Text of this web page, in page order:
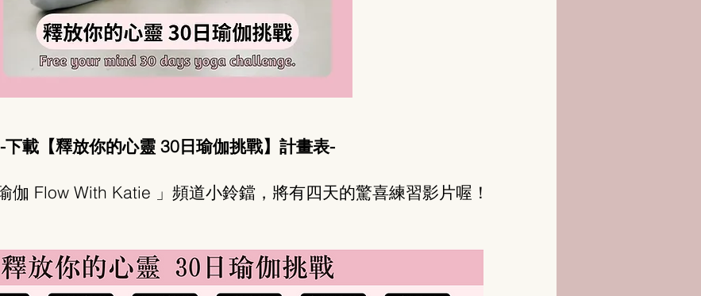
-下載【釋放你的心靈 30日瑜伽挑戰】計畫表-
伽 Flow With Katie 」頻道小鈴鐺，將有四天的驚喜練習影片喔！